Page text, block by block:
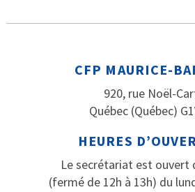
CFP MAURICE-
920, rue Noël-
Québec (Québec)
HEURES
Le secrétariat est ouvert
(fermé de 12h à 13h) du